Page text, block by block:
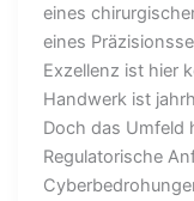
eines
eines
Exzellenz ist hier
Handwerk ist
Doch das Umfeld
Regulatorische